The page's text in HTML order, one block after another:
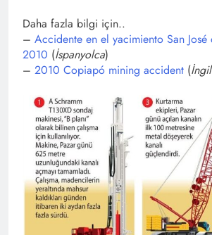
Daha fazla bilgi için..
– Accidente en el yacimiento San José
2010 (İspanyolca)
– 2010 Copiapó mining accident (